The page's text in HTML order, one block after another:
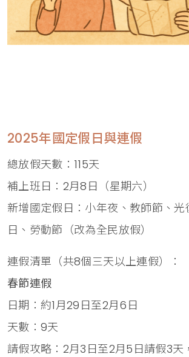
2025年國定假日與連假
總放假天數：115天
補上班日：2月8日（星期六）
新增國定假日：小年夜、教師節、
日、勞動節（改為全民放假）
連假清單（共8個三天以上連假）：
春節連假
日期：約1月29日至2月6日
天數：9天
請假攻略：2月3日至2月5日請假3天